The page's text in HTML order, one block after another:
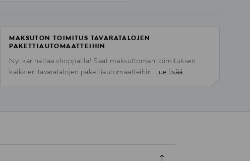
MAKSUTON TOIMITUS TAVARATALOJEN
PAKETTIAUTOMAATTEIHIN
Nyt kannattaa shoppailla! Saat maksuttoman toimituksen
kaikkien tavaratalojen pakettiautomaatteihin. Lue lisää